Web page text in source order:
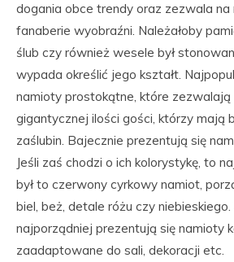
dogania obce trendy oraz zezwala na
fanaberie wyobraźni. Należałoby
ślub czy również wesele był
wypada określić jego kształt.
namioty prostokątne, które zezwalają
gigantycznej ilości gości, którzy mają
zaślubin. Bajecznie prezentują się
Jeśli zaś chodzi o ich kolorystykę, to
był to czerwony cyrkowy namiot,
biel, beż, detale różu czy
najporządniej prezentują się namioty
zaadaptowane do sali, dekoracji etc.